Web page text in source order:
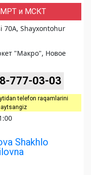
МРТ и МСКТ
70A, Shayxontohur
"Макро", Новое
777-03-03
telefon raqamlarini
Shakhlo